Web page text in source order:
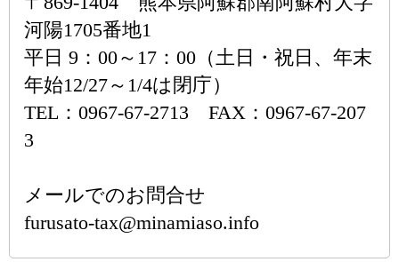
河陽1705番地1
平日 9：00～17：00（土日・祝日、年末
年始12/27～1/4は閉庁）
TEL：0967-67-2713 FAX：0967-67-207
3
メールでのお問合せ
furusato-tax@minamiaso.info